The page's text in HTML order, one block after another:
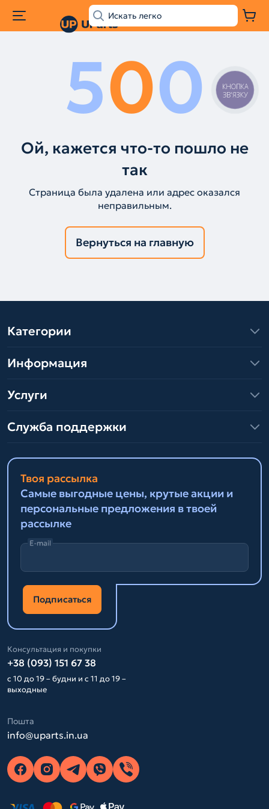
500
Ой, кажется что-то пошло не
так
Страница была удалена или адрес оказался
неправильным.
Вернуться на главную
Категории
Информация
Услуги
Служба поддержки
Твоя рассылка
Самые выгодные цены, крутые акции и
персональные предложения в твоей
рассылке
E-mail
Подписаться
Консультация и покупки
+38 (093) 151 67 38
с 10 до 19 – будни и с 11 до 19 –
выходные
Пошта
info@uparts.in.ua
КНОПКА
ЗВ'ЯЗКУ